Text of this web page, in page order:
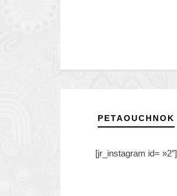
PETAOUCHNOK
[jr_instagram id= »2″]